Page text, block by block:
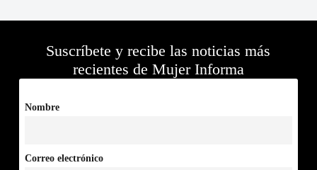
Suscríbete y recibe las noticias más
recientes de Mujer Informa
Nombre
Correo electrónico